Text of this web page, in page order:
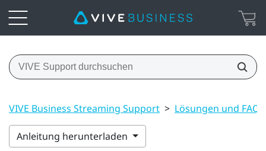
VIVE Business Streaming Support > Lösungen und FAQs
Anleitung herunterladen